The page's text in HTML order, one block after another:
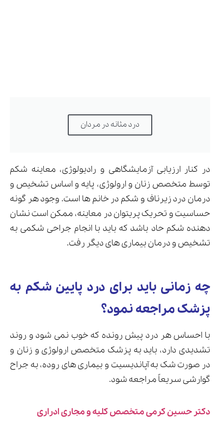
درد مثانه در مردان
در کنار ارزیابی آزمایشگاهی و رادیولوژی، معاینه شکم
توسط متخصص زنان و ارولوژی، پایه و اساس تشخیص و
درمان درد زیرناف و شکم در خانم ها است. وجود هر گونه
حساسیت و تحریک پریتوان در معاینه، ممکن است نشان
دهنده شکم حاد باشد که باید با انجام جراحی شکمی به
تشخیص و درمان بیماری های دیگر رفت.
چه زمانی باید برای درد پایین شکم به
پزشک مراجعه نمود؟
با احساس هر درد پیش رونده که خوب نمی شود و روند
تشدیدی دارد، باید به پزشک متخصص ارولوژی و زنان و
در صورت شک به آپاندیسیت و بیماری های روده، به جراح
گوارشی سریعاً مراجعه شود.
دکتر حسین کرمی متخصص کلیه و مجاری ادراری